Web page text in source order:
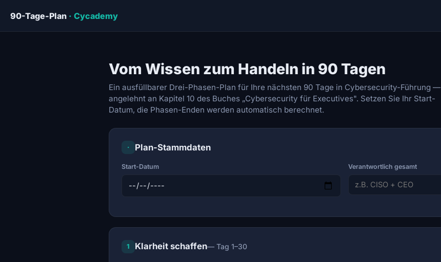
90-Tage-Plan · Cycademy
Vom Wissen zum Handeln in 90 Tagen
Ein ausfüllbarer Drei-Phasen-Plan für Ihre nächsten 90 Tage in Cybersecurity-Führung —
angelehnt an Kapitel 10 des Buches „Cybersecurity für Executives". Setzen Sie Ihr Start-
Datum, die Phasen-Enden werden automatisch berechnet.
· Plan-Stammdaten
Start-Datum Verantwortlich gesamt
1 Klarheit schaffen— Tag 1–30